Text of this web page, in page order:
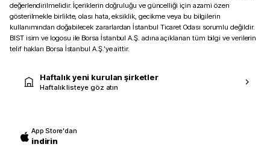
değerlendirilmelidir. İçeriklerin doğruluğu ve güncelliği için azami özen
gösterilmekle birlikte, olası hata, eksiklik, gecikme veya bu bilgilerin
kullanımından doğabilecek zararlardan İstanbul Ticaret Odası sorumlu değildir.
BIST isim ve logosu ile Borsa İstanbul A.Ş. adına açıklanan tüm bilgi ve verilerin
telif hakları Borsa İstanbul A.Ş.’ye aittir.
Haftalık yeni kurulan şirketler
Haftalık listeye göz atın
App Store'dan
indirin